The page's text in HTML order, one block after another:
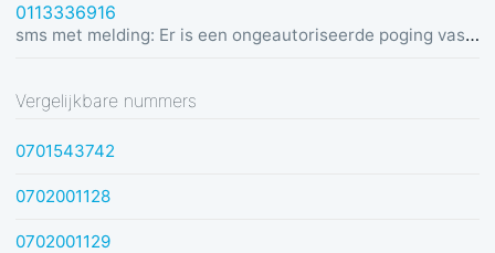
0113336916
sms met melding: Er is een ongeautoriseerde poging vastgesteld vanuit Duitsland was u dit niet? Bel de alarmlijn op 0113336916
Vergelijkbare nummers
0701543742
0702001128
0702001129